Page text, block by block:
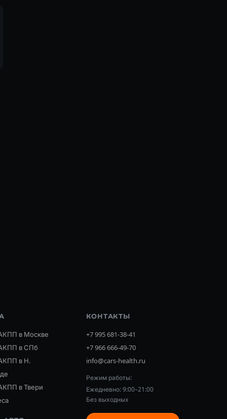
в Москве
в СПб
в Н.
в Твери
КОНТАКТЫ
+7 995 681-38-41
+7 966 666-49-70
info@cars-health.ru
Режим работы:
Ежедневно: 9:00–21:00
Без выходных